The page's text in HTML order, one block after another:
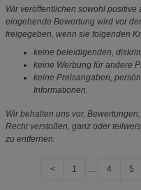
Wir veröffentlichen sowohl
eingehende Bewertung wird vor
freigegeben, wenn sie folgenden
keine beleidigenden,
keine Werbung für andere
keine Preisangaben,
Informationen.
Wir behalten uns vor,
Recht verstoßen, ganz oder
zu entfernen.
< 1 4 5